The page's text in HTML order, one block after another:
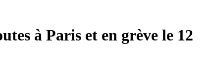
à Paris et en grève le 12